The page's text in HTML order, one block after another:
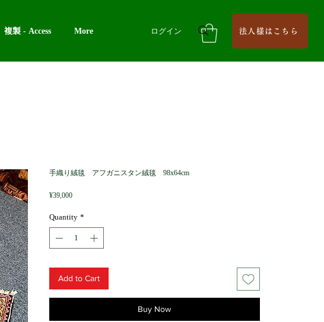
ログイン
複製 - Access More 法人様はこちら
手織り絨毯 アフガニスタン絨毯 98x64cm
¥39,000Price
Quantity *
Add to Cart
Buy Now